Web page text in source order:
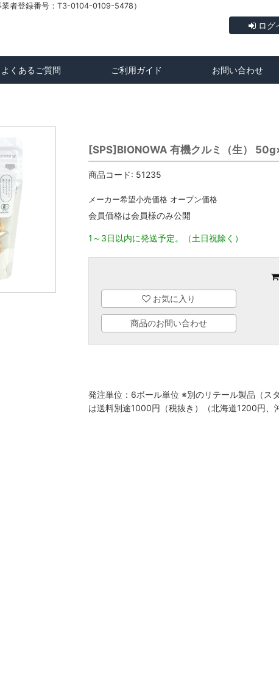
者登録番号：T3-0104-0109-5478）
ログ
よくあるご質問 ご利用ガイド お問い合わせ
[SPS]BIONOWA 有機クルミ（生）
商品コード: 51235
メーカー希望小売価格 オープン価格
会員価格は会員様のみ公開
1～3日以内に発送予定。（土日祝除く）
お気に入り
商品のお問い合わせ
発注単位：6ボール単位 ※別のリテール製品（ス
は送料別途1000円（税抜き）（北海道1200円、